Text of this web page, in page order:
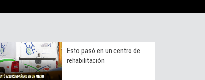
Esto pasó en un centro de
rehabilitación